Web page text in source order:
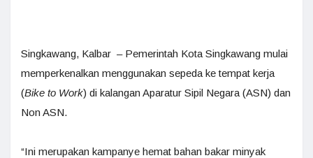
Singkawang, Kalbar – Pemerintah Kota Singkawang mulai
memperkenalkan menggunakan sepeda ke tempat kerja
(Bike to Work) di kalangan Aparatur Sipil Negara (ASN) dan
Non ASN.
“Ini merupakan kampanye hemat bahan bakar minyak